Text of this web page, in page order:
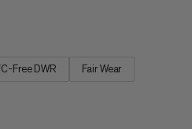
Free DWR
Fair Wear